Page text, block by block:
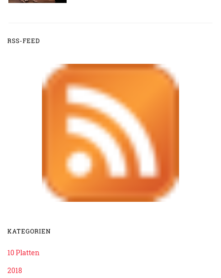
RSS-FEED
KATEGORIEN
10 Platten
2018